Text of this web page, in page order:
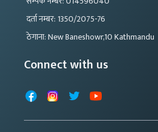
दर्ता नम्बर: 1350/2075-76
ठेगाना: New Baneshowr,10 Kathmandu
Connect with us
FacebookInstagram
X YouTube